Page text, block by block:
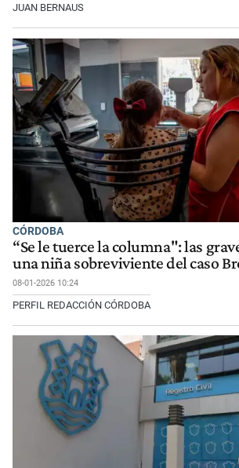
JUAN BERNAUS
CÓRDOBA
“Se le tuerce la columna": las
una niña sobreviviente del caso
08-01-2026 10:24
PERFIL REDACCIÓN CÓRDOBA